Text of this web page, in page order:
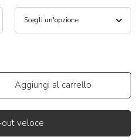
Aggiungi al carrello
out veloce